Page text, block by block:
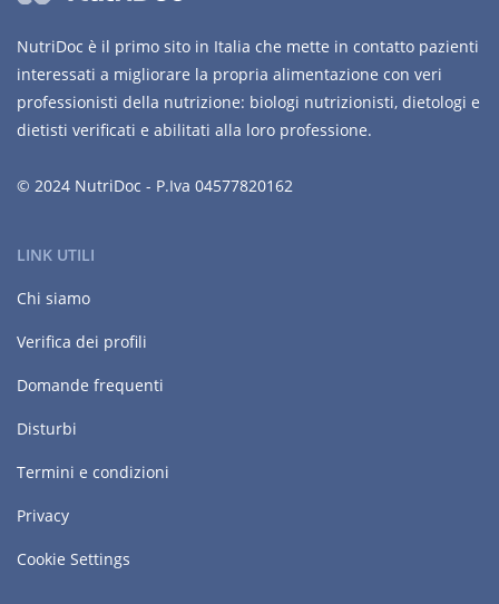
NutriDoc è il primo sito in Italia che mette in contatto pazienti
interessati a migliorare la propria alimentazione con veri
professionisti della nutrizione: biologi nutrizionisti, dietologi e
dietisti verificati e abilitati alla loro professione.
© 2024 NutriDoc - P.Iva 04577820162
LINK UTILI
Chi siamo
Verifica dei profili
Domande frequenti
Disturbi
Termini e condizioni
Privacy
Cookie Settings